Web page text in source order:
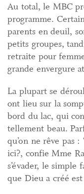
Au total, le MBC
programme.
parents en deuil,
petits groupes,
retraite pour
grande envergure
La plupart se
ont lieu sur la
bord du lac, qui
tellement beau.
qu’on ne rêve pas
ici?, confie Mme
s’évader, le simple
que Dieu a créé